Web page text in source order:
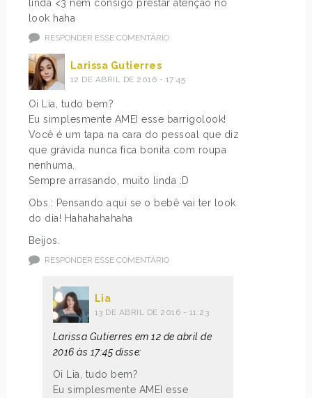
linda <3 nem consigo prestar atenção no
look haha
RESPONDER ESSE COMENTÁRIO
Larissa Gutierres
12 DE ABRIL DE 2016 - 17:45
Oi Lia, tudo bem?
Eu simplesmente AMEI esse barrigolook!
Você é um tapa na cara do pessoal que diz
que grávida nunca fica bonita com roupa
nenhuma.
Sempre arrasando, muito linda :D
Obs.: Pensando aqui se o bebê vai ter look
do dia! Hahahahahaha
Beijos.
RESPONDER ESSE COMENTÁRIO
Lia
13 DE ABRIL DE 2016 - 11:23
Larissa Gutierres em 12 de abril de
2016 às 17:45 disse:
Oi Lia, tudo bem?
Eu simplesmente AMEI esse